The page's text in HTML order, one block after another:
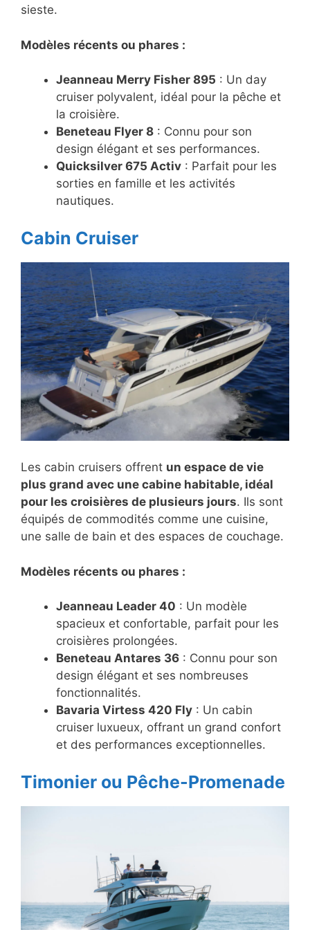
sieste.
Modèles récents ou phares :
Jeanneau Merry Fisher 895 : Un day
cruiser polyvalent, idéal pour la pêche et
la croisière.
Beneteau Flyer 8 : Connu pour son
design élégant et ses performances.
Quicksilver 675 Activ : Parfait pour les
sorties en famille et les activités
nautiques.
Cabin Cruiser
Les cabin cruisers offrent un espace de vie
plus grand avec une cabine habitable, idéal
pour les croisières de plusieurs jours. Ils sont
équipés de commodités comme une cuisine,
une salle de bain et des espaces de couchage.
Modèles récents ou phares :
Jeanneau Leader 40 : Un modèle
spacieux et confortable, parfait pour les
croisières prolongées.
Beneteau Antares 36 : Connu pour son
design élégant et ses nombreuses
fonctionnalités.
Bavaria Virtess 420 Fly : Un cabin
cruiser luxueux, offrant un grand confort
et des performances exceptionnelles.
Timonier ou Pêche-Promenade